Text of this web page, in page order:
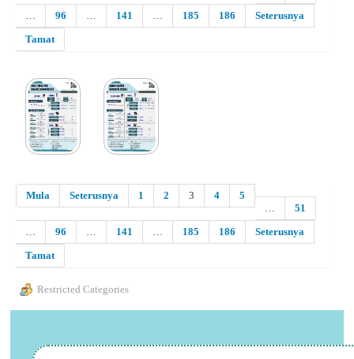
…
96 … 141 … 185 186
Seterusnya
Tamat
Mula Seterusnya 1 2 3 4
5
…
51
…
96 … 141 … 185 186
Seterusnya
Tamat
Restricted Categories